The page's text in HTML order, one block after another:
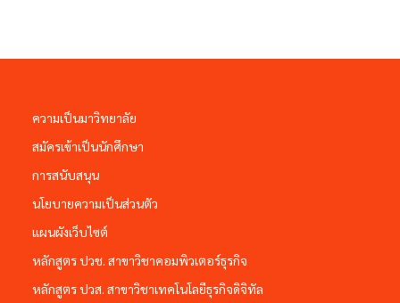
ความเป็นมาวิทยาลัย
สมัครเข้าเป็นนักศึกษา
การสนับสนุน
นโยบายความเป็นส่วนตัว
แผนผังเว็บไซต์
หลักสูตร ปวช. สาขาวิชาคอมพิวเตอร์ธุรกิจ
หลักสูตร ปวส. สาขาวิชาเทคโนโลยีธุรกิจดิจิทัล